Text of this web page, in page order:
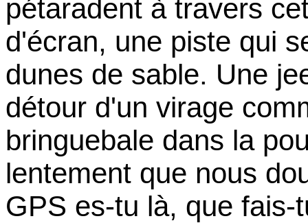
pétaradent à travers
d'écran, une piste qui
dunes de sable. Une
détour d'un virage
bringuebale dans la
lentement que nous
GPS es-tu là, que fais-